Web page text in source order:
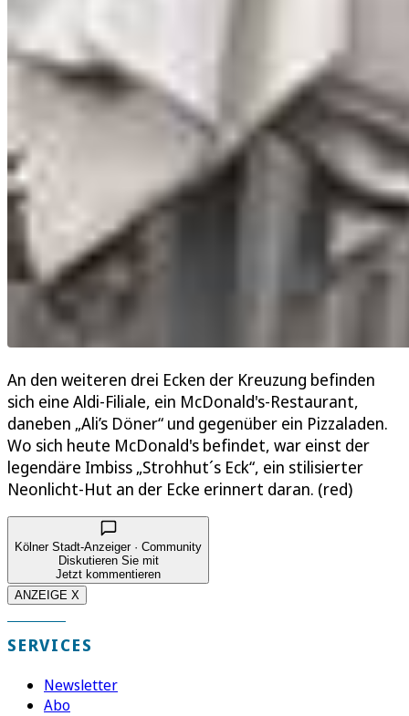
An den weiteren drei Ecken der Kreuzung befinden
sich eine Aldi-Filiale, ein McDonald's-Restaurant,
daneben „Ali’s Döner“ und gegenüber ein Pizzaladen.
Wo sich heute McDonald's befindet, war einst der
legendäre Imbiss „Strohhut´s Eck“, ein stilisierter
Neonlicht-Hut an der Ecke erinnert daran. (red)
Kölner Stadt-Anzeiger · Community
Diskutieren Sie mit
Jetzt kommentieren
ANZEIGE X
SERVICES
Newsletter
Abo